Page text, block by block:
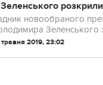
розкрили
новообраного
Зеленського
Іван Апаршин
травня 2019, 23:02